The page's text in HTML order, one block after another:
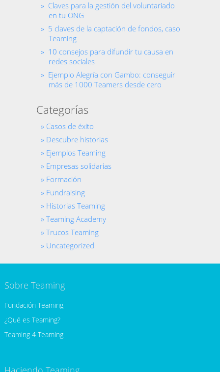
Claves para la gestión del voluntariado
en tu ONG
5 claves de la captación de fondos, caso
Teaming
10 consejos para difundir tu causa en
redes sociales
Ejemplo Alegría con Gambo: conseguir
más de 1000 Teamers desde cero
Categorías
Casos de éxito
Descubre historias
Ejemplos Teaming
Empresas solidarias
Formación
Fundraising
Historias Teaming
Teaming Academy
Trucos Teaming
Uncategorized
Sobre Teaming
Fundación Teaming
¿Qué es Teaming?
Teaming 4 Teaming